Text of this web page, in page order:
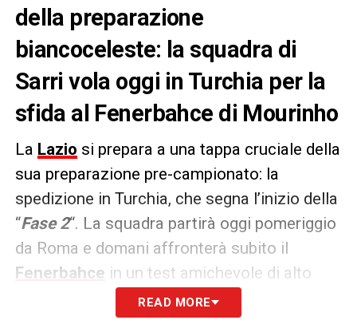
della preparazione
biancoceleste: la squadra di
Sarri vola oggi in Turchia per la
sfida al Fenerbahce di Mourinho
La Lazio si prepara a una tappa cruciale della
sua preparazione pre-campionato: la
spedizione in Turchia, che segna l’inizio della
“Fase 2“. La squadra partirà oggi pomeriggio
da Roma e domani affronterà subito il
Fenerbahce in un test amichevole di alto
profilo. Questo match riaccenderà una delle
READ MORE